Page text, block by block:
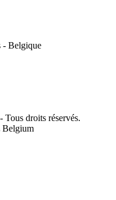
- Belgique
droits réservés.